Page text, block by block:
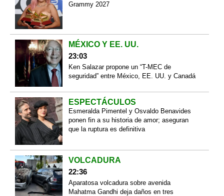
Grammy 2027
MÉXICO Y EE. UU.
23:03
Ken Salazar propone un “T-MEC de
seguridad” entre México, EE. UU. y Canadá
ESPECTÁCULOS
Esmeralda Pimentel y Osvaldo Benavides
ponen fin a su historia de amor; aseguran
que la ruptura es definitiva
VOLCADURA
22:36
Aparatosa volcadura sobre avenida
Mahatma Gandhi deja daños en tres